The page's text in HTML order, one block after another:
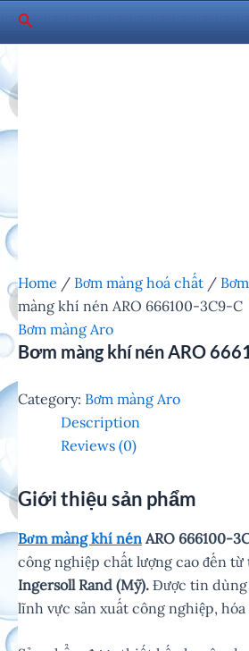
SkipSearch
Home / Bơm màng hoá chất /
màng khí nén ARO 666100-3C9-C
Bơm màng Aro
Bơm màng khí nén ARO
Category: Bơm màng Aro
Description
Reviews (0)
Giới thiệu sản phẩm
Bơm màng khí nén ARO 666100-
công nghiệp chất lượng cao đến từ
Ingersoll Rand (Mỹ). Được tin
lĩnh vực sản xuất công nghiệp, hóa